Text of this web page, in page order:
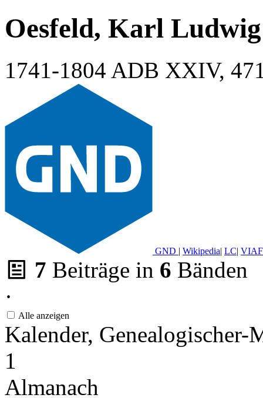
Oesfeld, Karl
1741-1804 ADB XXIV,
GND | Wikipedia| LC| VIAF
7 Beiträge in 6 Bänden
·
Alle anzeigen
Kalender,
1
Almanach